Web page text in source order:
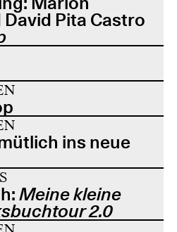
Pita Castro
ins neue
Meine kleine
2.0